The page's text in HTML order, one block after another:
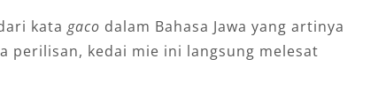
katagaco dalam Bahasa Jawa yang artinya
perilisan, kedai mie ini langsung melesat